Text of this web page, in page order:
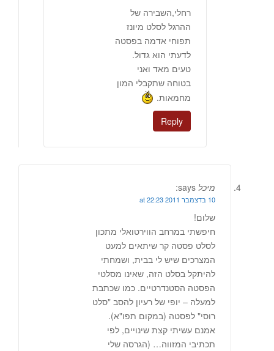
רחלי,השבירה של
ההרגל לסלט מיונז
תפוחי אדמה בפסטה
לדעתי הוא גדול.
טעים מאד ואני
בטוחה שתקבלי המון
מחמאות.
Reply
מיכל says:
10 בדצמבר 2011 at 22:23
שלום!
חיפשתי במרחב הווירטואלי מתכון
לסלט פסטה קר שיתאים למעט
המצרכים שיש לי בבית, ושמחתי
להיתקל בסלט הזה, שאינו מסלטי
הפסטה הסטנדרטיים. כמו שכתבת
למעלה – יופי של רעיון להסב "סלט
רוסי" לפסטה (במקום תפו"א).
אמנם עשיתי קצת שינויים, לפי
תכתיבי המזווה… (הגרסה שלי